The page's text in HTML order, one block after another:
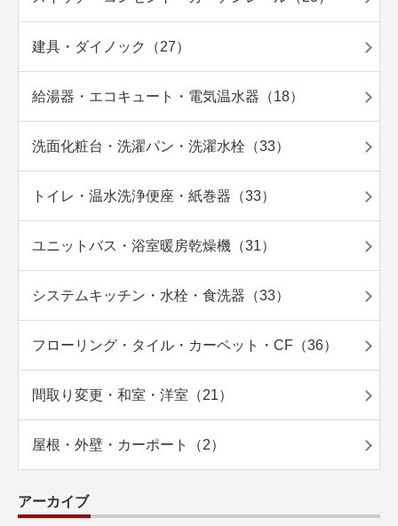
建具・ダイノック（27）
給湯器・エコキュート・電気温水器（18）
洗面化粧台・洗濯パン・洗濯水栓（33）
トイレ・温水洗浄便座・紙巻器（33）
ユニットバス・浴室暖房乾燥機（31）
システムキッチン・水栓・食洗器（33）
フローリング・タイル・カーペット・CF（36）
間取り変更・和室・洋室（21）
屋根・外壁・カーポート（2）
アーカイブ